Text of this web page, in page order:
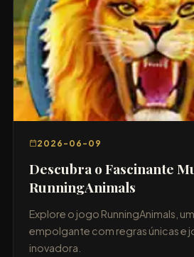
2026-06-09
Descubra o Fascinante
RunningAnimals
Explore o jogo RunningAnimals,
empolgante com regras únicas e
inovadora.